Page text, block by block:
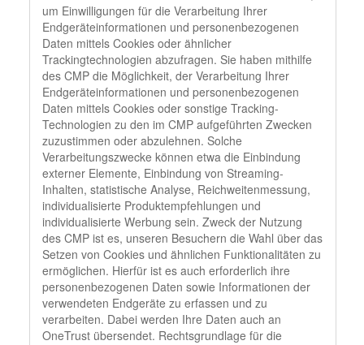
um Einwilligungen für die Verarbeitung Ihrer
Endgeräteinformationen und personenbezogenen
Daten mittels Cookies oder ähnlicher
Trackingtechnologien abzufragen. Sie haben mithilfe
des CMP die Möglichkeit, der Verarbeitung Ihrer
Endgeräteinformationen und personenbezogenen
Daten mittels Cookies oder sonstige Tracking-
Technologien zu den im CMP aufgeführten Zwecken
zuzustimmen oder abzulehnen. Solche
Verarbeitungszwecke können etwa die Einbindung
externer Elemente, Einbindung von Streaming-
Inhalten, statistische Analyse, Reichweitenmessung,
individualisierte Produktempfehlungen und
individualisierte Werbung sein. Zweck der Nutzung
des CMP ist es, unseren Besuchern die Wahl über das
Setzen von Cookies und ähnlichen Funktionalitäten zu
ermöglichen. Hierfür ist es auch erforderlich ihre
personenbezogenen Daten sowie Informationen der
verwendeten Endgeräte zu erfassen und zu
verarbeiten. Dabei werden Ihre Daten auch an
OneTrust übersendet. Rechtsgrundlage für die